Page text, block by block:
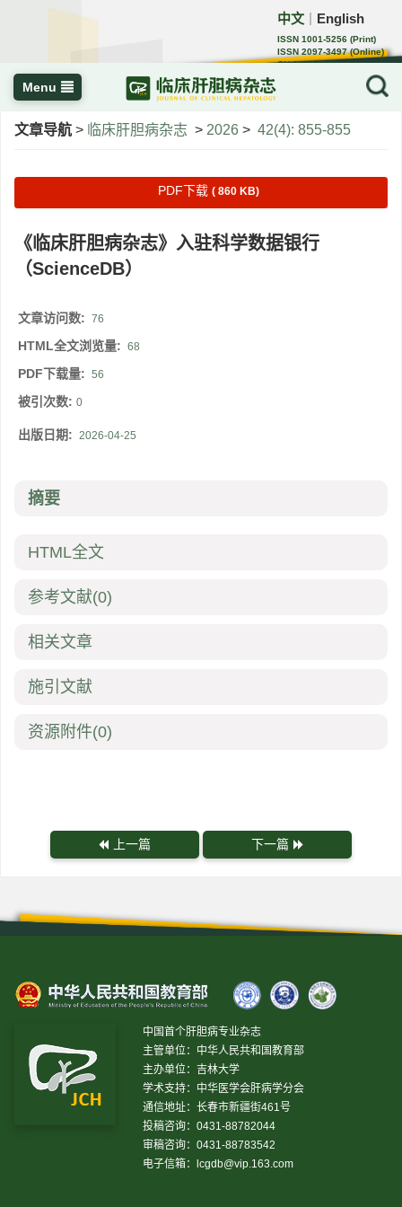
中文 English
ISSN 1001-5256 (Print)
ISSN 2097-3497 (Online)
CN 22-1108/R
Menu
文章导航 > 临床肝胆病杂志 > 2026 > 42(4): 855-855
PDF下载 ( 860 KB)
《临床肝胆病杂志》入驻科学数据银行
（ScienceDB）
文章访问数: 76
HTML全文浏览量: 68
PDF下载量: 56
被引次数: 0
出版日期: 2026-04-25
摘要
HTML全文
参考文献(0)
相关文章
施引文献
资源附件(0)
上一篇 下一篇
中国首个肝胆病专业杂志
主管单位：中华人民共和国教育部
主办单位：吉林大学
学术支持：中华医学会肝病学分会
通信地址：长春市新疆街461号
投稿咨询：0431-88782044
审稿咨询：0431-88783542
电子信箱：
lcgdb@vip.163.com